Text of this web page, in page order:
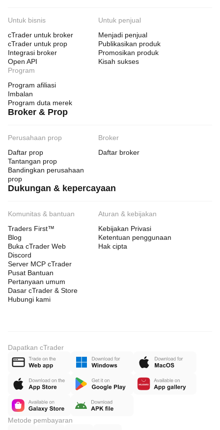
Untuk bisnis
cTrader untuk broker
cTrader untuk prop
Integrasi broker
Open API
Untuk penjual
Menjadi penjual
Publikasikan produk
Promosikan produk
Kisah sukses
Program
Program afiliasi
Imbalan
Program duta merek
Broker & Prop
Perusahaan prop
Daftar prop
Tantangan prop
Bandingkan perusahaan
prop
Broker
Daftar broker
Dukungan & kepercayaan
Komunitas & bantuan
Traders First™
Blog
Buka cTrader Web
Discord
Server MCP cTrader
Pusat Bantuan
Pertanyaan umum
Dasar cTrader & Store
Hubungi kami
Aturan & kebijakan
Kebijakan Privasi
Ketentuan penggunaan
Hak cipta
Dapatkan cTrader
Metode pembayaran